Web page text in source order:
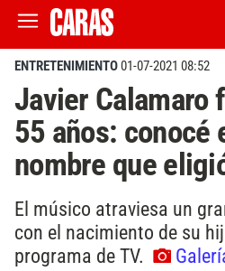
ENTRETENIMIENTO01-07-2021 08:52
Javier Calamaro
55 años: conocé
nombre que
El músico atraviesa un
con el nacimiento de su
programa de TV.